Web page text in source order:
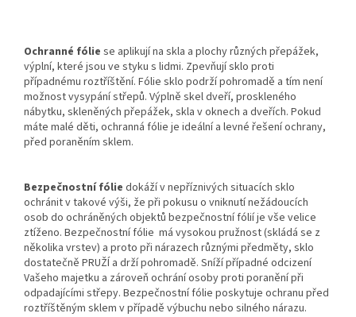
Ochranné fólie se aplikují na skla a plochy různých přepážek,
výplní, které jsou ve styku s lidmi. Zpevňují sklo proti
případnému roztříštění. Fólie sklo podrží pohromadě a tím není
možnost vysypání střepů. Výplně skel dveří, proskleného
nábytku, skleněných přepážek, skla v oknech a dveřích. Pokud
máte malé děti, ochranná fólie je ideální a levné řešení ochrany,
před poraněním sklem.
Bezpečnostní fólie dokáží v nepříznivých situacích sklo
ochránit v takové výši, že při pokusu o vniknutí nežádoucích
osob do ochráněných objektů bezpečnostní fólií je vše velice
ztíženo. Bezpečnostní fólie má vysokou pružnost (skládá se z
několika vrstev) a proto při nárazech různými předměty, sklo
dostatečně PRUŽÍ a drží pohromadě. Sníží případné odcizení
Vašeho majetku a zároveň ochrání osoby proti poranění při
odpadajícími střepy. Bezpečnostní fólie poskytuje ochranu před
roztříštěným sklem v případě výbuchu nebo silného nárazu.